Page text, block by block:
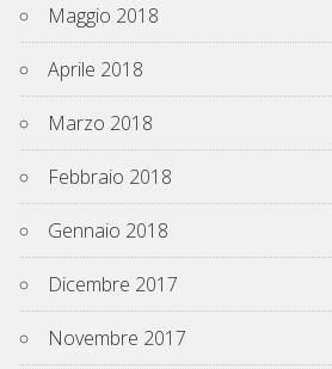
Maggio 2018
Aprile 2018
Marzo 2018
Febbraio 2018
Gennaio 2018
Dicembre 2017
Novembre 2017